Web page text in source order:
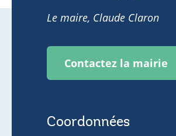
Le maire, Claude Claron
Contactez la mairie
Coordonnées
Actualités
Contact